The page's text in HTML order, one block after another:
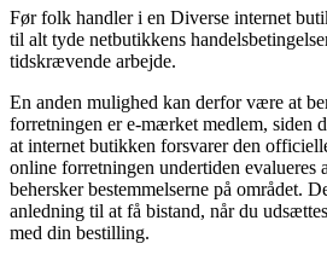
Før folk handler i en Diverse internet
til alt tyde netbutikkens
tidskrævende arbejde.
En anden mulighed kan derfor være at
forretningen er e-mærket medlem, siden
at internet butikken forsvarer den
online forretningen undertiden evalueres
behersker bestemmelserne på området.
anledning til at få bistand, når du
med din bestilling.